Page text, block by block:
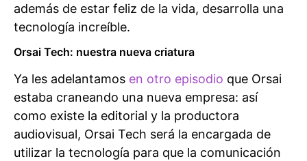
además de estar feliz de la vida, desarrolla una
tecnología increíble.
Orsai Tech: nuestra nueva criatura
Ya les adelantamos en otro episodio que Orsai
estaba craneando una nueva empresa: así
como existe la editorial y la productora
audiovisual, Orsai Tech será la encargada de
utilizar la tecnología para que la comunicación